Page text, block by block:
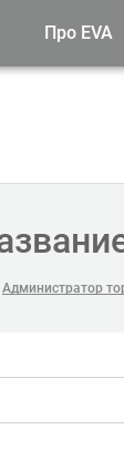
Про EVA
Администратор